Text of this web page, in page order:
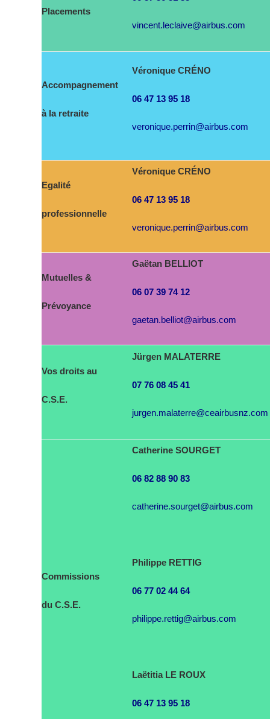
Placements
vincent.leclaive@airbus.com
Accompagnement
à la retraite
Véronique CRÉNO
06 47 13 95 18
veronique.perrin@airbus.com
Egalité
professionnelle
Véronique CRÉNO
06 47 13 95 18
veronique.perrin@airbus.com
Mutuelles &
Prévoyance
Gaëtan BELLIOT
06 07 39 74 12
gaetan.belliot@airbus.com
Vos droits au
C.S.E.
Jürgen MALATERRE
07 76 08 45 41
jurgen.malaterre@ceairbusnz.com
Commissions
du C.S.E.
Catherine SOURGET
06 82 88 90 83
catherine.sourget@airbus.com
Philippe RETTIG
06 77 02 44 64
philippe.rettig@airbus.com
Laëtitia LE ROUX
06 47 13 95 18